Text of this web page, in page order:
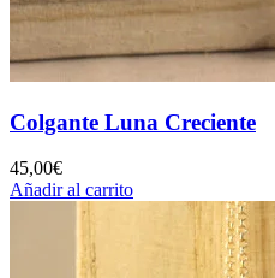
Colgante Luna Creciente
45,00€
Añadir al carrito